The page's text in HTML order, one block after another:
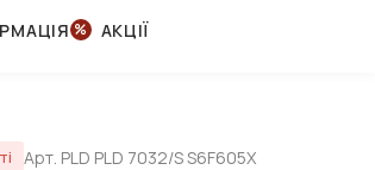
АКЦІЇ
Арт. PLD PLD 7032/S S6F605X